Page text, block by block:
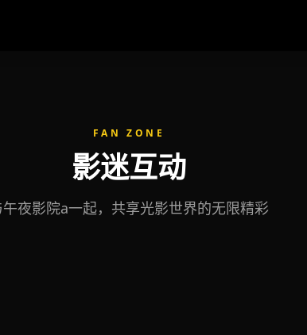
FAN ZONE
影迷互动
午夜影院a一起，共享光影世界的无限精彩